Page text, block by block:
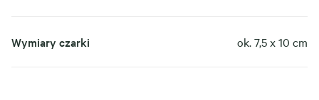
Wymiary czarki ok. 7,5 x 10 cm